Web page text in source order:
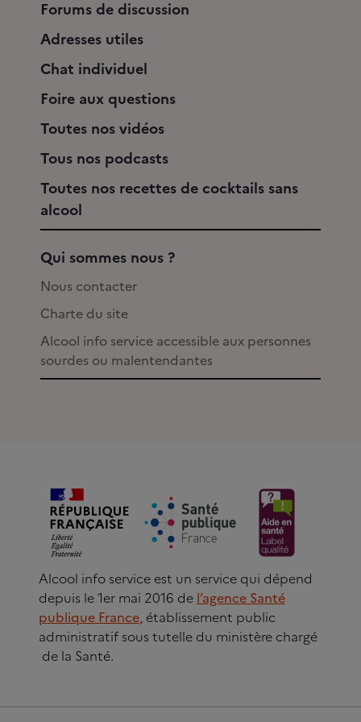
Forums de discussion
Adresses utiles
Chat individuel
Foire aux questions
Toutes nos vidéos
Tous nos podcasts
Toutes nos recettes de cocktails sans
alcool
Qui sommes nous ?
Nous contacter
Charte du site
Alcool info service accessible aux personnes
sourdes ou malentendantes
Alcool info service est un service qui dépend
depuis le 1er mai 2016 de l’agence Santé
publique France, établissement public
administratif sous tutelle du ministère chargé
de la Santé.